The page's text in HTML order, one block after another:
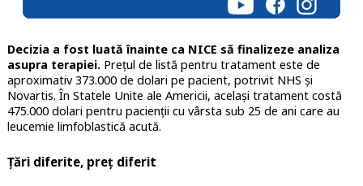
Decizia a fost luată înainte ca NICE să finalizeze analiza
asupra terapiei.Prețul de listă pentru tratament este de
aproximativ 373.000 de dolari pe pacient, potrivit NHS și
Novartis. În Statele Unite ale Americii, același tratament costă
475.000 dolari pentru pacienții cu vârsta sub 25 de ani care au
leucemie limfoblastică acută.
Țări diferite, preț diferit